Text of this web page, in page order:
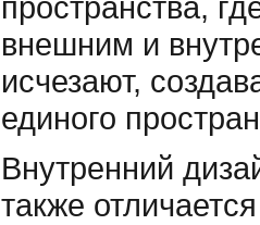
внешним и
исчезают,
единого
Внутренний
также